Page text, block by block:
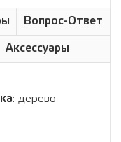
Вопрос-Ответ
Аксессуары
: дерево